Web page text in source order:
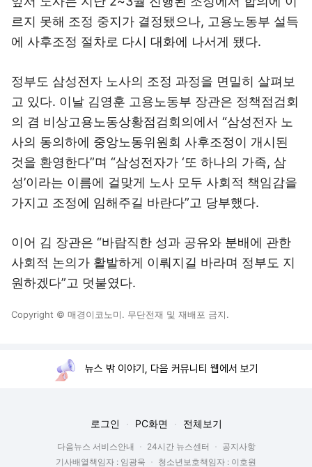
르지 못해 조정 중지가 결정됐으나, 고용노동부 설득
에 사후조정 절차로 다시 대화에 나서게 됐다.
정부도 삼성전자 노사의 조정 과정을 면밀히 살펴보
고 있다. 이날 김영훈 고용노동부 장관은 정책점검회
의 겸 비상고용노동상황점검회의에서 “삼성전자 노
사의 동의하에 중앙노동위원회 사후조정이 개시된
것을 환영한다”며 “삼성전자가 ‘또 하나의 가족, 삼
성’이라는 이름에 걸맞게 노사 모두 사회적 책임감을
가지고 조정에 임해주길 바란다”고 당부했다.
이어 김 장관은 “바람직한 성과 공유와 분배에 관한
사회적 논의가 활발하게 이뤄지길 바라며 정부도 지
원하겠다”고 덧붙였다.
Copyright © 매경이코노미. 무단전재 및 재배포 금지.
뉴스 밖 이야기, 다음 커뮤니티 웹에서 보기
로그인 PC화면 전체보기
다음뉴스 서비스안내 24시간 뉴스센터
공지사항
기사배열책임자 : 임광욱
청소년보호책임자 : 이호원